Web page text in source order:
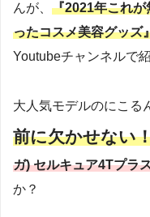
んが、 『2021年これ
ったコスメ美容グッズ
Youtubeチャンネルで
大人気モデルのにこる
前に欠かせない
ガ) セルキュア4Tプラ
か？